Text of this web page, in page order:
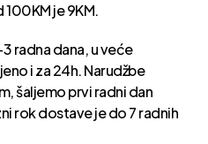
je 9KM.
radna dana, u veće
i za 24h. Narudžbe
šaljemo prvi radni dan
rok dostave je do 7 radnih